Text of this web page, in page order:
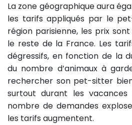
La zone géographique aura
les tarifs appliqués par le
région parisienne, les prix
le reste de la France. Les
dégressifs, en fonction de la
du nombre d’animaux à
rechercher son pet-sitter
surtout durant les
nombre de demandes
les tarifs augmentent.